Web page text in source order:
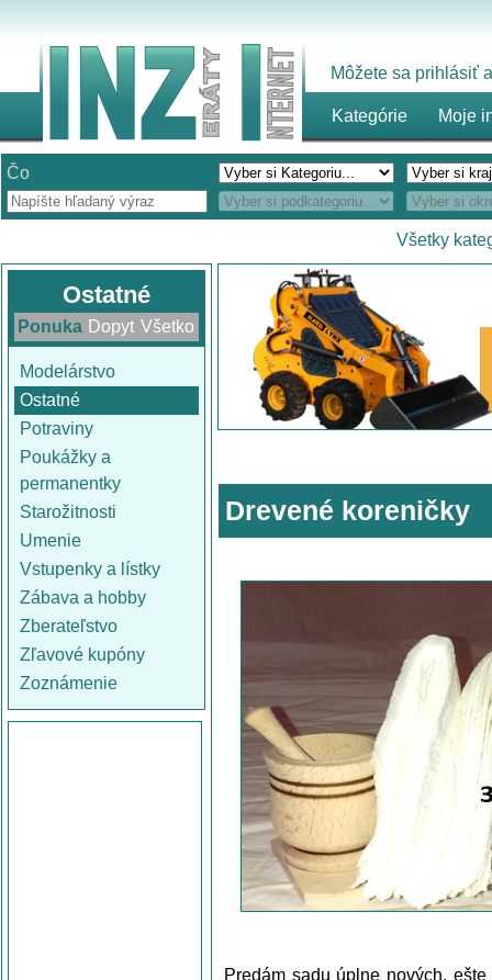
Môžete sa prihlásiť
Kategórie Moje
Čo
Všetky
Ostatné
Ponuka Dopyt Všetko
Modelárstvo
Ostatné
Potraviny
Poukážky a
permanentky
Starožitnosti
Umenie
Vstupenky a lístky
Zábava a hobby
Zberateľstvo
Zľavové kupóny
Zoznámenie
Drevené koreničky
Predám sadu úplne nových,